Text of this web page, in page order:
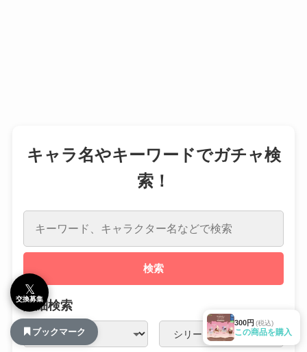
300円 (税込)
この商品を購入
キャラ名やキーワードでガチャ検
索！
検索
詳細検索
𝕏
交換募集
ブックマーク